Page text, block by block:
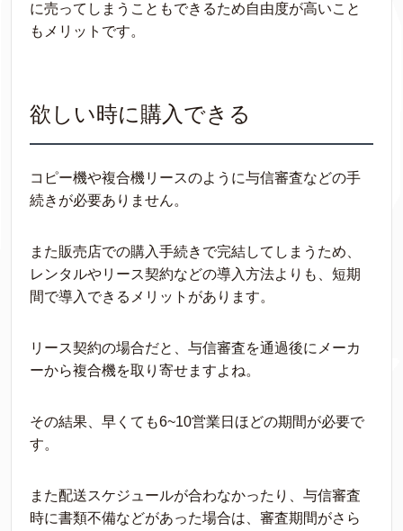
に売ってしまうこともできるため自由度が高いこと
もメリットです。
欲しい時に購入できる
コピー機や複合機リースのように与信審査などの手
続きが必要ありません。
また販売店での購入手続きで完結してしまうため、
レンタルやリース契約などの導入方法よりも、短期
間で導入できるメリットがあります。
リース契約の場合だと、与信審査を通過後にメーカ
ーから複合機を取り寄せますよね。
その結果、早くても6~10営業日ほどの期間が必要で
す。
また配送スケジュールが合わなかったり、与信審査
時に書類不備などがあった場合は、審査期間がさら